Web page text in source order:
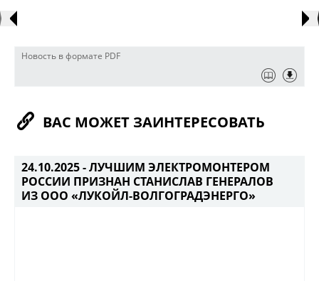
Новость в формате PDF
ВАС МОЖЕТ ЗАИНТЕРЕСОВАТЬ
24.10.2025 -ЛУЧШИМ ЭЛЕКТРОМОНТЕРОМ
РОССИИ ПРИЗНАН СТАНИСЛАВ ГЕНЕРАЛОВ
ИЗ ООО «ЛУКОЙЛ-ВОЛГОГРАДЭНЕРГО»